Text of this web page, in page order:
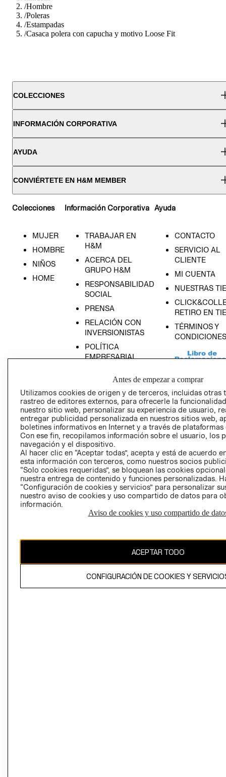
/Hombre
/Poleras
/Estampadas
/Casaca polera con capucha y motivo Loose Fit
COLECCIONES
INFORMACIÓN CORPORATIVA
AYUDA
CONVIÉRTETE EN H&M MEMBER
Colecciones
MUJER
HOMBRE
NIÑOS
HOME
Información Corporativa
TRABAJAR EN
H&M
ACERCA DEL
GRUPO H&M
RESPONSABILIDAD
SOCIAL
PRENSA
RELACIÓN CON
INVERSIONISTAS
POLÍTICA
EMPRESARIAL
Ayuda
CONTACTO
SERVICIO AL
CLIENTE
MI CUENTA
NUESTRAS
RETIRO EN
TÉRMINOS Y
CONDICIONES
AVISO DE
PRIVACIDAD
GIFT CARD
El contenido de esta página web está protegido por copyright y es
Antes de empezar a comprar
Utilizamos cookies de origen y de terceros, incluidas otras
rastreo de editores externos, para ofrecerle la
nuestro sitio web, personalizar su experiencia de usuario,
entregar publicidad personalizada en nuestros sitios web,
boletines informativos en Internet y a través de plataformas
Con ese fin, recopilamos información sobre el usuario, los
navegación y el dispositivo.
Al hacer clic en “Aceptar todas”, acepta y está de acuerdo
esta información con terceros, como nuestros socios
“Solo cookies requeridas”, se bloquean las cookies
nuestra entrega de contenido y funciones personalizadas.
“Configuración de cookies y servicios” para personalizar
nuestro aviso de cookies y uso compartido de datos para
información.
Aviso de cookies y uso compartido de
ACEPTAR TODO
CONFIGURACIÓN DE COOKIES Y